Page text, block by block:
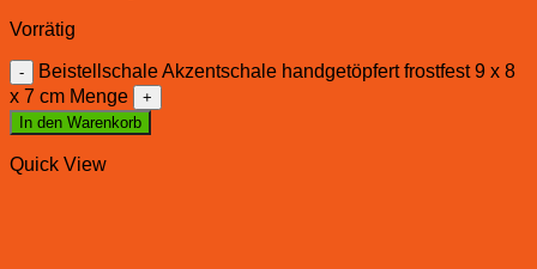
Vorrätig
Beistellschale Akzentschale handgetöpfert frostfest 9 x 8
x 7 cm Menge
In den Warenkorb
Quick View